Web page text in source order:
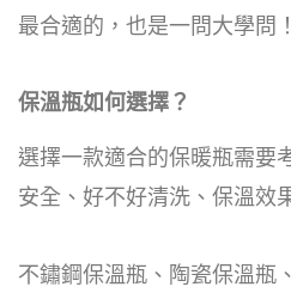
最合適的，也是一問大學問！
保溫瓶如何選擇？
選擇一款適合的保暖瓶需要
安全、好不好清洗、保溫效
不鏽鋼保溫瓶、陶瓷保溫瓶